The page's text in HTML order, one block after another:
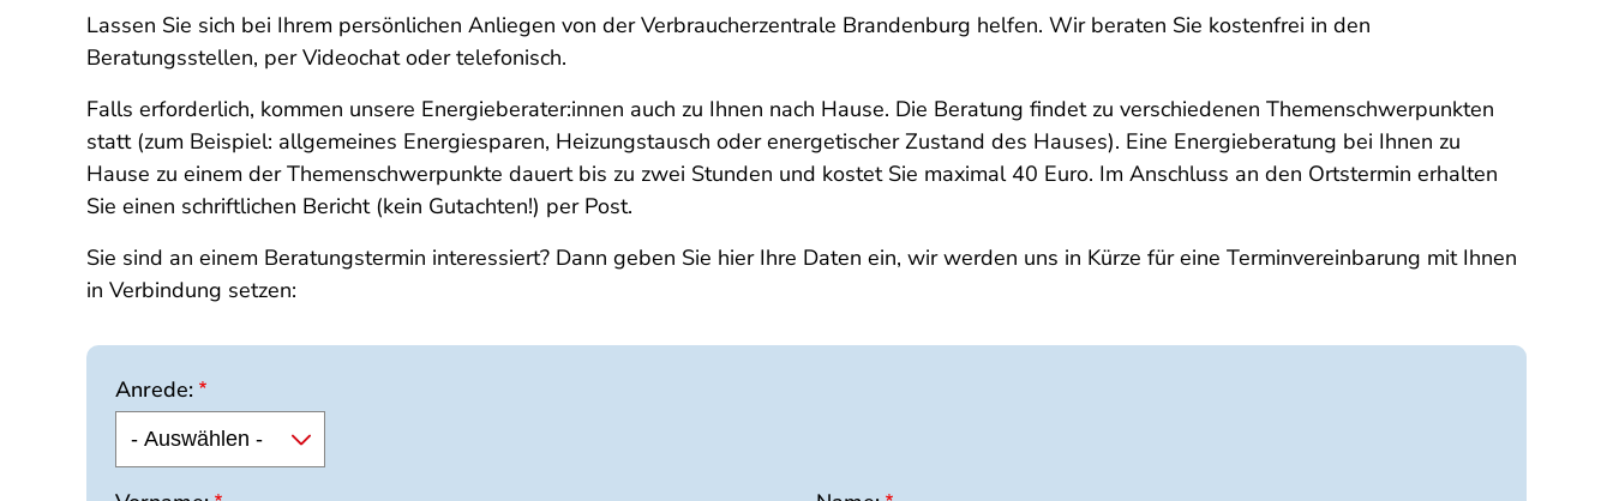
Lassen Sie sich bei Ihrem persönlichen Anliegen von der Verbraucherzentrale Brandenburg helfen. Wir beraten Sie kostenfrei in den
Beratungsstellen, per Videochat oder telefonisch.
Falls erforderlich, kommen unsere Energieberater:innen auch zu Ihnen nach Hause. Die Beratung findet zu verschiedenen Themenschwerpunkten
statt (zum Beispiel: allgemeines Energiesparen, Heizungstausch oder energetischer Zustand des Hauses). Eine Energieberatung bei Ihnen zu
Hause zu einem der Themenschwerpunkte dauert bis zu zwei Stunden und kostet Sie maximal 40 Euro. Im Anschluss an den Ortstermin erhalten
Sie einen schriftlichen Bericht (kein Gutachten!) per Post.
Sie sind an einem Beratungstermin interessiert? Dann geben Sie hier Ihre Daten ein, wir werden uns in Kürze für eine Terminvereinbarung mit Ihnen
in Verbindung setzen:
Anrede: